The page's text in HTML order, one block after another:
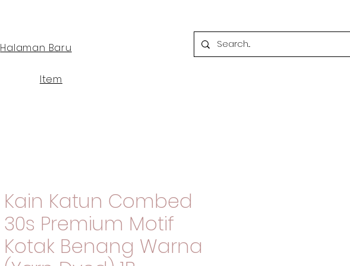
Halaman Baru
Item
Kain Katun Combed
30s Premium Motif
Kotak Benang Warna